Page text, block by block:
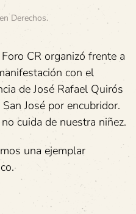
Derechos.
CR organizó frente a
con el
de José Rafael Quirós
José por encubridor.
cuida de nuestra niñez.
una ejemplar